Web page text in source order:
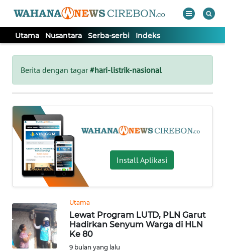
Utama Nusantara Serba-serbi Indeks
Berita dengan tagar#hari-listrik-nasional
Install Aplikasi
Utama
Lewat Program LUTD, PLN Garut
Hadirkan Senyum Warga di HLN
Ke 80
9 bulan yang lalu
Tutup
UTAMA
NUSANTARA
SERBA-
SERBI
Informasi
INDEKS
BERITA
KONTAK